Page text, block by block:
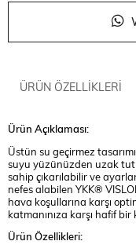
ÜRÜN ÖZELLIKLERI
Ürün Açıklaması:
Üstün su geçirmez
suyu yüzünüzden uzak
sahip çıkarılabilir ve
nefes alabilen YKK®
hava koşullarına karşı
katmanınıza karşı hafif bir
Ürün Özellikleri: